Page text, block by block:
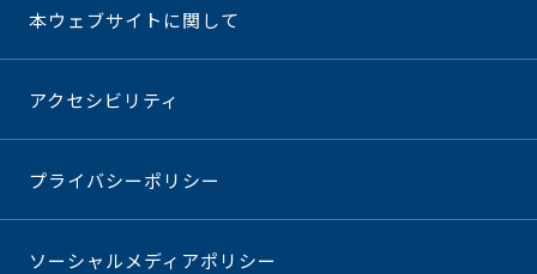
本ウェブサイトに関して
アクセシビリティ
プライバシーポリシー
ソーシャルメディアポリシー